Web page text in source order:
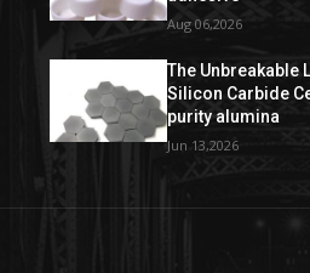
Aug 06,2026
The Unbreakable
Silicon Carbide
purity alumina
Jun 13,2026